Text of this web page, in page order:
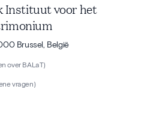
Instituut voor het
Brussel, België
over BALaT)
vragen)